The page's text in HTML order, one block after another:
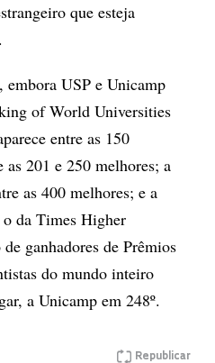
que esteja
embora USP e Unicamp
of World Universities
entre as 150
201 e 250 melhores; a
as 400 melhores; e a
o da Times Higher
ganhadores de Prêmios
do mundo inteiro
a Unicamp em 248º.
Republicar